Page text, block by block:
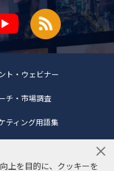
ト・ウェビナー
チ・市場調査
ティング用語集
上を目的に、クッキーを